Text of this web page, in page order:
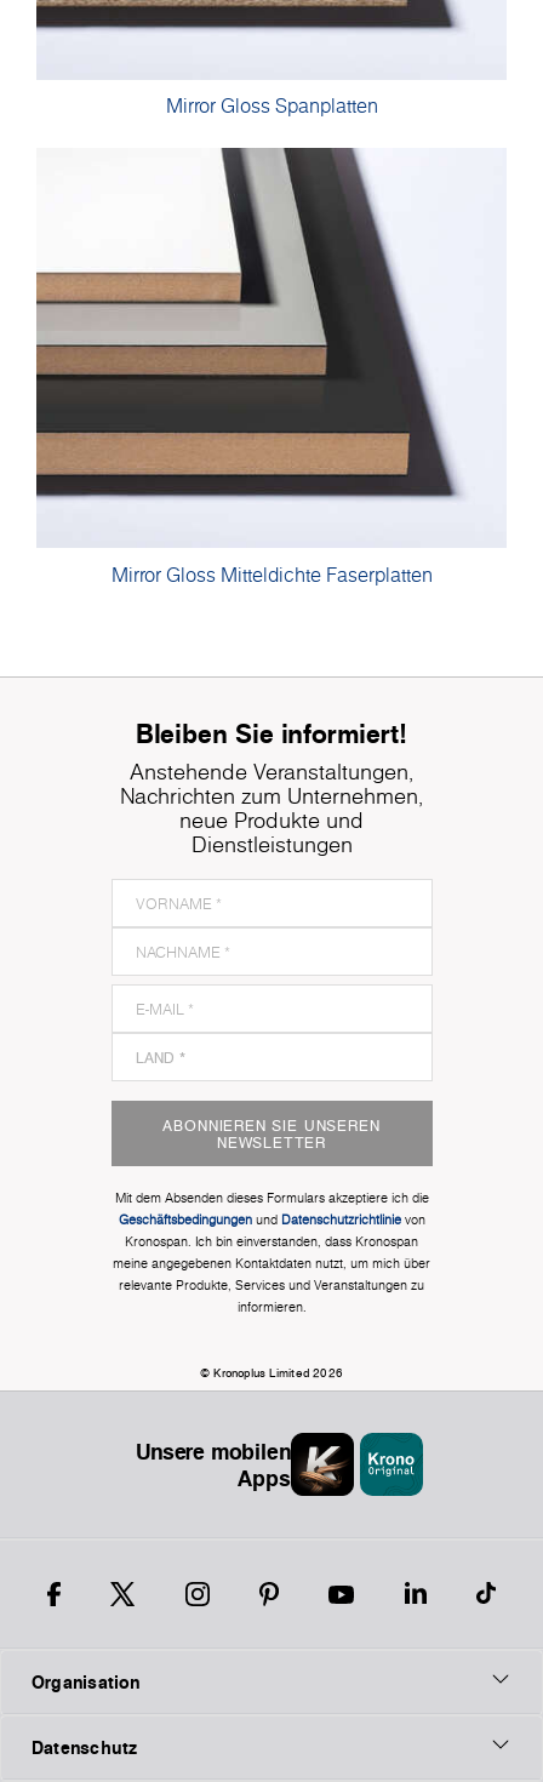
Mirror Gloss Spanplatten
Mirror Gloss Mitteldichte Faserplatten
Bleiben Sie informiert!
Anstehende Veranstaltungen,
Nachrichten zum Unternehmen,
neue Produkte und
Dienstleistungen
ABONNIEREN SIE UNSEREN
NEWSLETTER
Mit dem Absenden dieses Formulars akzeptiere ich die
Geschäftsbedingungenund Datenschutzrichtlinievon
Kronospan. Ich bin einverstanden, dass Kronospan
meine angegebenen Kontaktdaten nutzt, um mich über
relevante Produkte, Services und Veranstaltungen zu
informieren.
© Kronoplus Limited 2026
Unsere mobilen
Apps
Organisation
Datenschutz